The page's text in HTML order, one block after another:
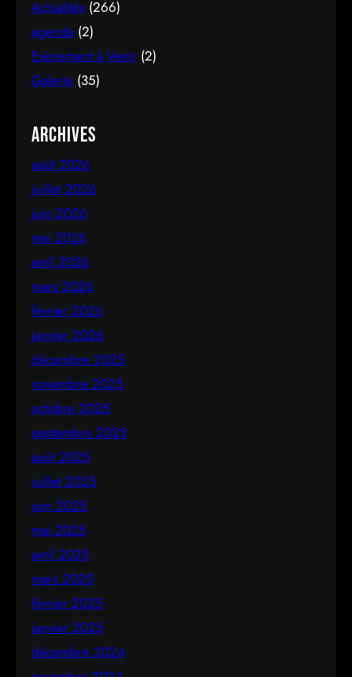
Actualités (266)
agenda (2)
Evènement à Venir (2)
Galerie (35)
Archives
août 2026
juillet 2026
juin 2026
mai 2026
avril 2026
mars 2026
février 2026
janvier 2026
décembre 2025
novembre 2025
octobre 2025
septembre 2025
août 2025
juillet 2025
juin 2025
mai 2025
avril 2025
mars 2025
février 2025
janvier 2025
décembre 2024